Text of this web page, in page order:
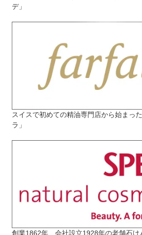
デ」
スイスで初めての精油専門店から始まっ
ラ」
創業1862年、会社設立1928年の老舗石け